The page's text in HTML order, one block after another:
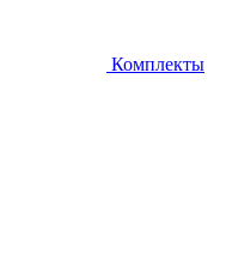
Комплекты